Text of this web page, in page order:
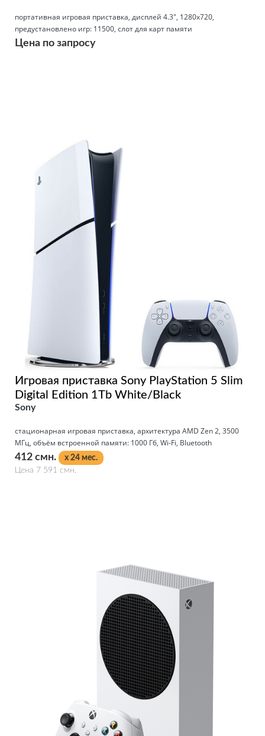
портативная игровая приставка, дисплей 4.3", 1280x720,
предустановлено игр: 11500, слот для карт памяти
Цена по запросу
Игровая приставка Sony PlayStation 5 Slim
Digital Edition 1Tb White/Black
Sony
стационарная игровая приставка, архитектура AMD Zen 2, 3500
МГц, объём встроенной памяти: 1000 Гб, Wi-Fi, Bluetooth
412 смн.
x 24 мес.
Цена 7 591 смн.